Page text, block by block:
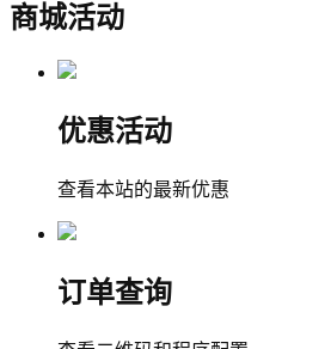
商城活动
优惠活动
查看本站的最新优惠
订单查询